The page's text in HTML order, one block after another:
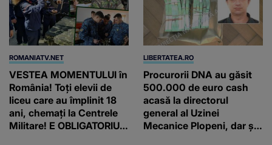
ROMANIATV.NET
VESTEA MOMENTULUI în
România! Toți elevii de
liceu care au împlinit 18
ani, chemați la Centrele
Militare! E OBLIGATORIU.
LIBERTATEA.RO
Procurorii DNA au găsit
500.000 de euro cash
acasă la directorul
general al Uzinei
Mecanice Plopeni, dar și